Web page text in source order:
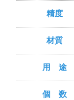
精度
材質
用 途
個 数